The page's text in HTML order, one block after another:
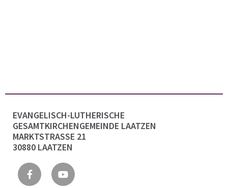
EVANGELISCH-LUTHERISCHE
GESAMTKIRCHENGEMEINDE LAATZEN
MARKTSTRASSE 21
30880 LAATZEN